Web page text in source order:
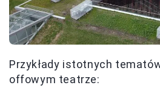
Przykłady istotnych
offowym teatrze: